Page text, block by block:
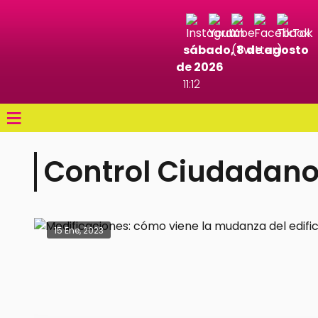
sábado, 8 de agosto
de 2026
11:12
≡
Control
15 Ene, 2023